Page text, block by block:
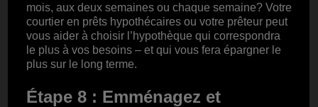
mois, aux deux semaines ou chaque semaine? Votre
courtier en prêts hypothécaires ou votre prêteur peut
vous aider à choisir l’hypothèque qui correspondra
le plus à vos besoins – et qui vous fera épargner le
plus sur le long terme.
Étape 8 : Emménagez et